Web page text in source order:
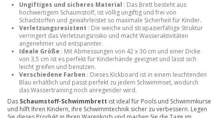
Ungiftiges und sicheres Material : Das Brett besteht aus
hochwertigem Schaumstoff, ist völlig ungiftig und frei von
Schadstoffen und gewährleistet so maximale Sicherheit für Kinder.
Verletzungsresistent : Die weiche und strapazierfähige Struktur
verringert das Verletzungsrisiko und macht Wasseraktivitäten
angenehmer und entspannter.
Ideale Größe : Mit Abmessungen von 42 x 30 cm und einer Dicke
von 3,5 cm ist es perfekt für Kinderhände geeignet und lässt sich
leicht greifen und benutzen.
Verschiedene Farben : Dieses Kickboard ist in einem leuchtenden
Blau erhältlich und passt perfekt zu jedem Schwimmset, wodurch
das Wassertraining noch anregender wird.
Das Schaumstoff-Schwimmbrett ist ideal für Pools und Schwimmkurse
und hilft Ihren Kindern, ihre Schwimmtechnik sicher zu verbessern. Legen